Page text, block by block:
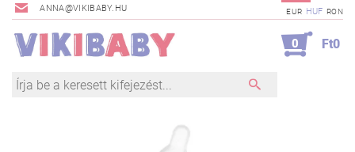
ANNA@VIKIBABY.HU EUR HUF RON
0 Ft0